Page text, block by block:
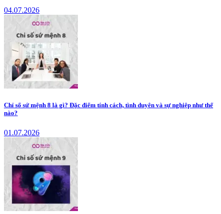
04.07.2026
Chỉ số sứ mệnh 8 là gì? Đặc điểm tính cách, tình duyên và sự nghiệp như thế
nào?
01.07.2026